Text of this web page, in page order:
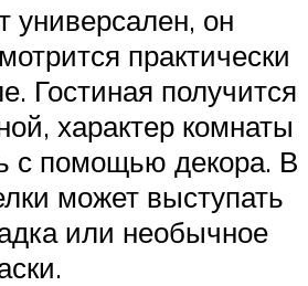
универсален, он
практически
Гостиная получится
характер комнаты
с помощью декора. В
может выступать
или необычное